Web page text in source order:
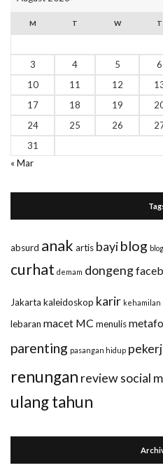
M T W T
3
4 5 6
10
11 12
17
18 19
24
25 26
31
« Mar
absurd anak artis bayiblog
curhat demam dongeng
Jakarta kaleidoskop karir kehamilan
lebaran macet MC menulis
parenting pasangan hidup
renungan reviewsocial
ulang tahun